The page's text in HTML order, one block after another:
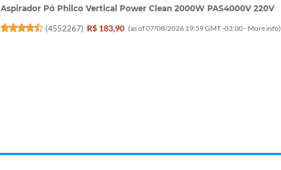
Aspirador Pó Philco Vertical Power Clean 2000W PAS4000V 220V
(4552267) R$ 183,90 (as of 07/08/2026 19:59 GMT -03:00 - More info)